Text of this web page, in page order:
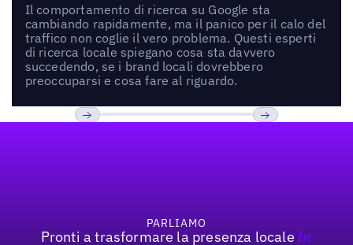
Il comportamento di ricerca su Google sta
cambiando rapidamente, ma il panico per il calo del
traffico non coglie il vero problema. Questi esperti
di ricerca locale spiegano cosa sta davvero
succedendo, se i brand locali dovrebbero
preoccuparsi e cosa fare al riguardo.
PARLIAMO
Pronti a trasformare la presenza locale In